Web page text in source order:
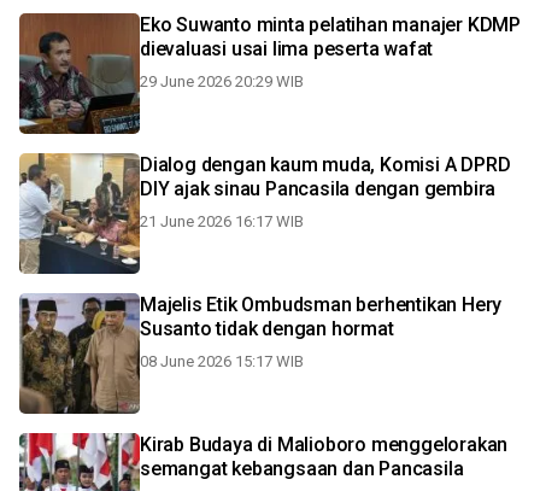
Eko Suwanto minta pelatihan manajer KDMP
dievaluasi usai lima peserta wafat
29 June 2026 20:29 WIB
Dialog dengan kaum muda, Komisi A DPRD
DIY ajak sinau Pancasila dengan gembira
21 June 2026 16:17 WIB
Majelis Etik Ombudsman berhentikan Hery
Susanto tidak dengan hormat
08 June 2026 15:17 WIB
Kirab Budaya di Malioboro menggelorakan
semangat kebangsaan dan Pancasila